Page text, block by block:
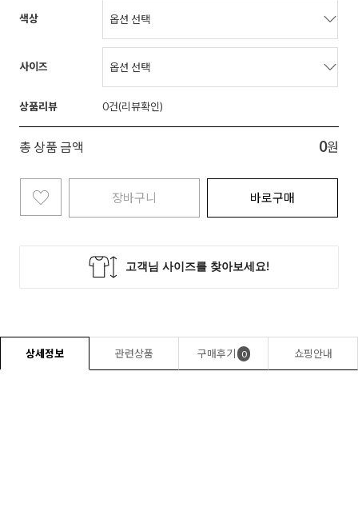
색상
사이즈
상품리뷰 0
총 상품 금액 0원
장바구니 바로구매
상세정보 관련상품 구매후기 0 쇼핑안내